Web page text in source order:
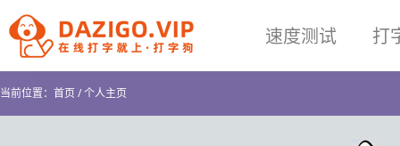
速度测试 打
当前位置： 首页/个人主页